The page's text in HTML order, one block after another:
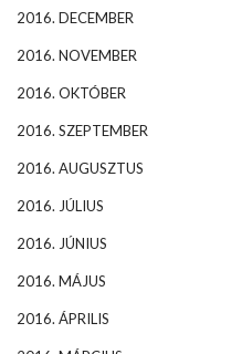
2016. DECEMBER
2016. NOVEMBER
2016. OKTÓBER
2016. SZEPTEMBER
2016. AUGUSZTUS
2016. JÚLIUS
2016. JÚNIUS
2016. MÁJUS
2016. ÁPRILIS